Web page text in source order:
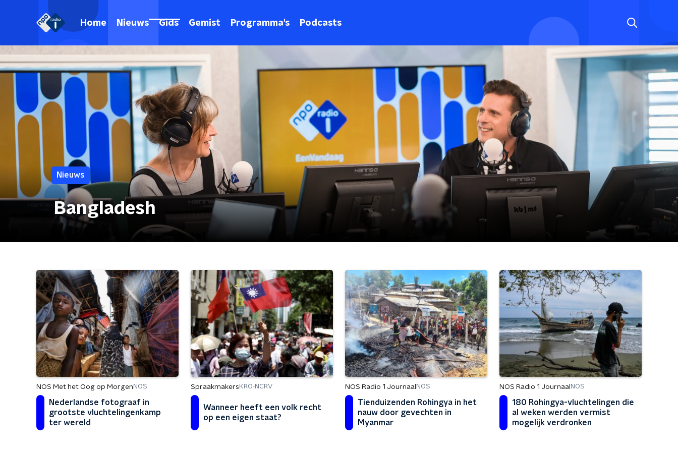
Home Nieuws Gids Gemist Programma's Podcasts
Nieuws
Bangladesh
NOS Met het Oog op Morgen NOS
Nederlandse fotograaf in
grootste vluchtelingenkamp
ter wereld
Spraakmakers KRO-NCRV
Wanneer heeft een volk recht
op een eigen staat?
NOS Radio 1 Journaal NOS
Tienduizenden Rohingya in het
nauw door gevechten in
Myanmar
NOS Radio 1 Journaal NOS
180 Rohingya-vluchtelingen die
al weken werden vermist
mogelijk verdronken